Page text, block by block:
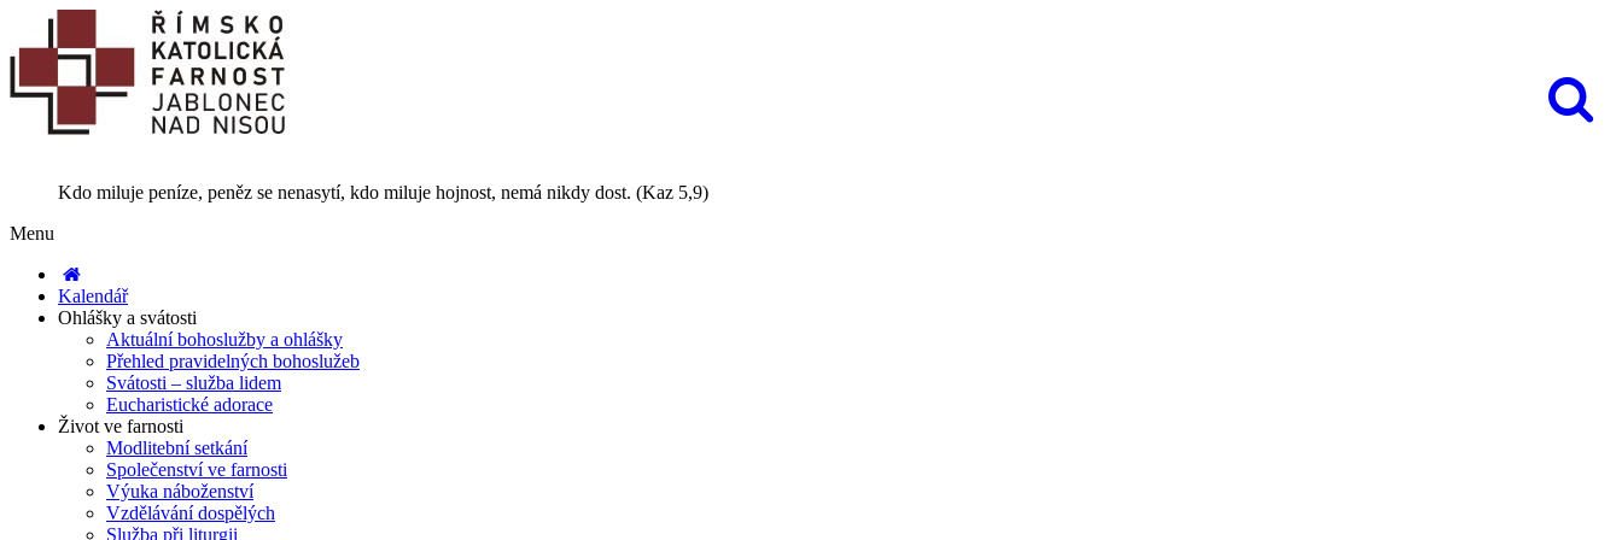
Kdo miluje peníze, peněz se nenasytí, kdo miluje hojnost, nemá nikdy dost. (Kaz 5,9)
Menu
Kalendář
Ohlášky a svátosti
Aktuální bohoslužby a ohlášky
Přehled pravidelných bohoslužeb
Svátosti – služba lidem
Eucharistické adorace
Život ve farnosti
Modlitební setkání
Společenství ve farnosti
Výuka náboženství
Vzdělávání dospělých
Služba při liturgii